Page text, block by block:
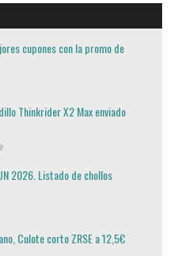
cupones con la promo de
Thinkrider X2 Max enviado
2026. Listado de chollos
Culote corto ZRSE a 12,5€